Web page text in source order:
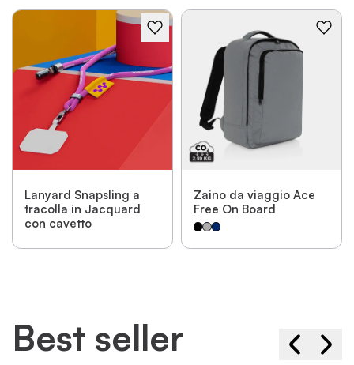
Lanyard Snapsling a
tracolla in Jacquard
con cavetto
Zaino da viaggio Ace
Free On Board
Best seller